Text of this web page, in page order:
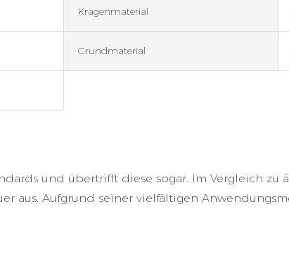
Kragenmaterial
Grundmaterial
und übertrifft diese sogar. Im Vergleich
aus. Aufgrund seiner vielfältigen